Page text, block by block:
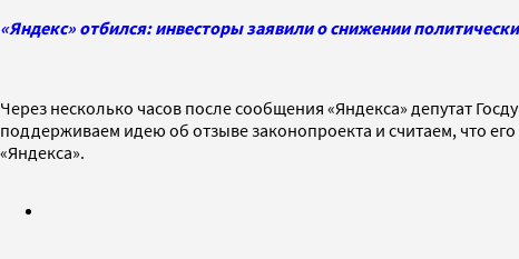
«Яндекс» отбился: инвесторы заявили о снижении
Через несколько часов после сообщения «Яндекса» депутат
поддерживаем идею об отзыве законопроекта и считаем, что
«Яндекса».